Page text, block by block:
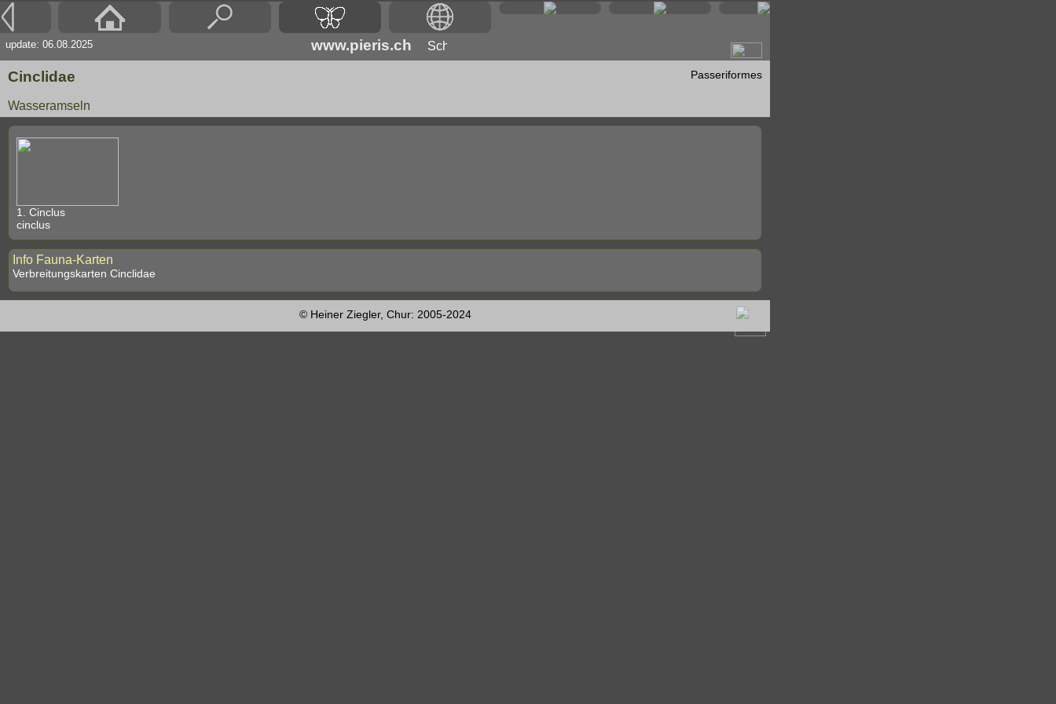
update: 06.08.2025
www.pieris.ch
Cinclidae
Passeriformes
Wasseramseln
1. Cinclus
cinclus
Info Fauna-Karten
Verbreitungskarten Cinclidae
© Heiner Ziegler, Chur: 2005-2024